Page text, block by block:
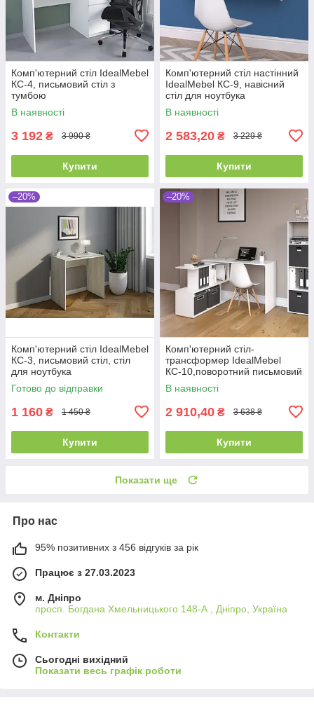
Комп'ютерний стіл IdealMebel
КС-4, письмовий стіл з
тумбою
В наявності
3 192 ₴ 3 990 ₴
Купити
Комп'ютерний стіл настінний
IdealMebel КС-9, навісний
стіл для ноутбука
В наявності
2 583,20 ₴ 3 229 ₴
Купити
–20%
Комп'ютерний стіл IdealMebel
КС-3, письмовий стіл, стіл
для ноутбука
Готово до відправки
1 160 ₴ 1 450 ₴
Купити
–20%
Комп'ютерний стіл-
трансформер IdealMebel
КС-10,поворотний письмовий
стіл, стіл для ноутбука
кутовий
В наявності
2 910,40 ₴ 3 638 ₴
Купити
Показати ще
Про нас
95% позитивних з 456 відгуків за рік
Працює з 27.03.2023
м. Дніпро
просп. Богдана Хмельницького 148-А , Дніпро, Україна
Контакти
Сьогодні вихідний
Показати весь графік роботи